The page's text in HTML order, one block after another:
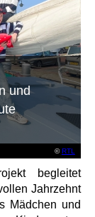
©RTL
und
begleitet
Jahrzehnt
Mädchen und